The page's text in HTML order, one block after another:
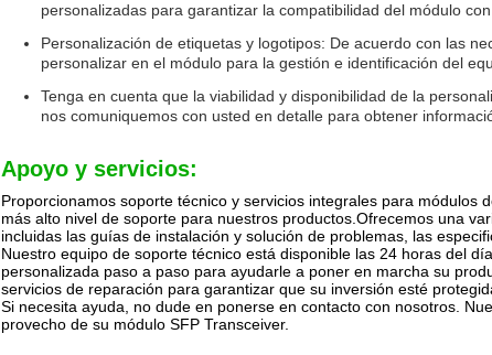
personalizadas para garantizar la compatibilidad del módulo
Personalización de etiquetas y logotipos: De acuerdo con las
personalizar en el módulo para la gestión e identificación del
Tenga en cuenta que la viabilidad y disponibilidad de la
nos comuniquemos con usted en detalle para obtener
Apoyo y servicios:
Proporcionamos soporte técnico y servicios integrales para módulos
más alto nivel de soporte para nuestros productos.Ofrecemos una
incluidas las guías de instalación y solución de problemas, las
Nuestro equipo de soporte técnico está disponible las 24 horas del
personalizada paso a paso para ayudarle a poner en marcha su
servicios de reparación para garantizar que su inversión esté
Si necesita ayuda, no dude en ponerse en contacto con nosotros.
provecho de su módulo SFP Transceiver.